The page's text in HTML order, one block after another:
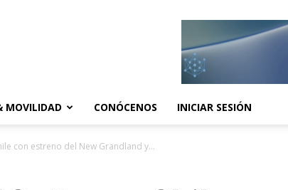
MOVILIDAD CONÓCENOS INICIAR SESIÓN
con estreno del New Grandland y...